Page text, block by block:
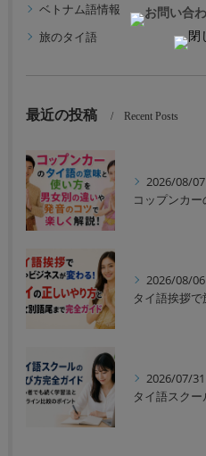
ベトナム語情報
旅のタイ語
最近の投稿 Recent Posts
2026/08/07
2026/08/06
2026/07/31